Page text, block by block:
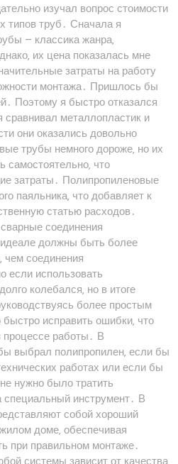
изучал вопрос стоимости
типов труб․ Сначала я
– классика жанра‚
их цена показалась мне
затраты на работу
монтажа․ Пришлось бы
Поэтому я быстро отказался
сравнивал металлопластик и
они оказались довольно
трубы немного дороже‚ но их
что
затраты․ Полипропиленовые
паяльника‚ что добавляет к
статью расходов․
соединения
должны быть более
чем соединения
если использовать
колебался‚ но в итоге
более простым
исправить ошибки‚ что
работы․ В
выбрал полипропилен‚ если бы
работах или если бы
нужно было тратить
инструмент․ В
собой хороший
доме‚ обеспечивая
при правильном монтаже․
системы зависит от качества